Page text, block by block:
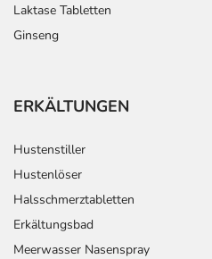
Laktase Tabletten
Ginseng
ERKÄLTUNGEN
Hustenstiller
Hustenlöser
Halsschmerztabletten
Erkältungsbad
Meerwasser Nasenspray